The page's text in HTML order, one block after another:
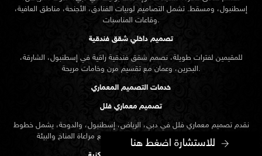
للاستشارة اضغط هنا
إسطنبول، ومسقط. تشمل التصاميم لوبيات الفنادق، الأجنحة، مناطق العافية،
وقاعات المناسبات.
تصميم داخلي شقق فندقية
للمقيمين لفترات طويلة، نصمم شقق فندقية راقية في إسطنبول، الشارقة،
البحرين، وعمان مع تقسيم مرن وخامات مريحة.
خدمات التصميم المعماري
تصميم معماري فلل
نقدمتصميم معماري فلل في دبي، الرياض، إسطنبول، والدوحة، يشمل خطوط